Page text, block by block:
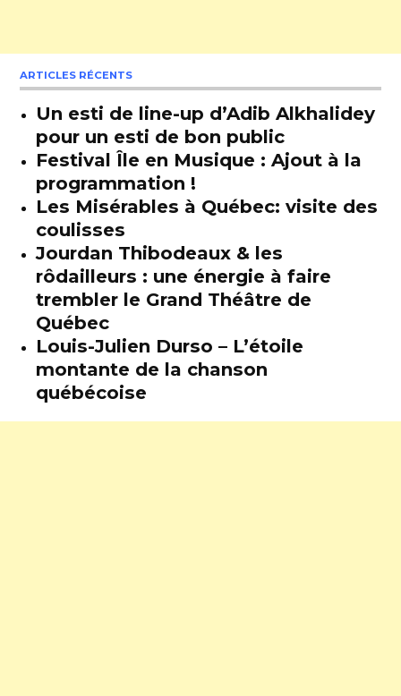
ARTICLES RÉCENTS
Un esti de line-up d’Adib Alkhalidey
pour un esti de bon public
Festival Île en Musique : Ajout à la
programmation !
Les Misérables à Québec: visite des
coulisses
Jourdan Thibodeaux & les
rôdailleurs : une énergie à faire
trembler le Grand Théâtre de
Québec
Louis-Julien Durso – L’étoile
montante de la chanson
québécoise